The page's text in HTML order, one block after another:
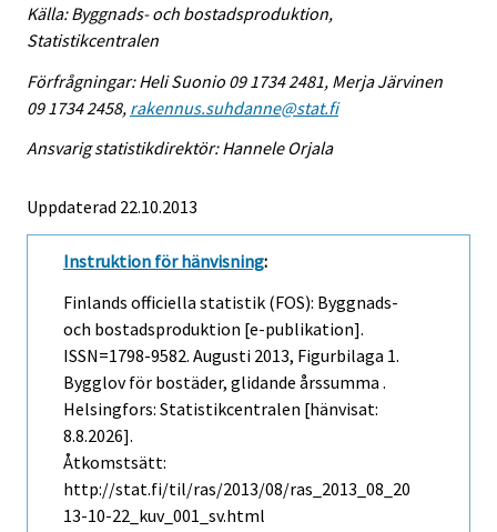
Källa: Byggnads- och bostadsproduktion,
Statistikcentralen
Förfrågningar: Heli Suonio 09 1734 2481, Merja Järvinen
09 1734 2458, rakennus.suhdanne@stat.fi
Ansvarig statistikdirektör: Hannele Orjala
Uppdaterad 22.10.2013
Instruktion för hänvisning:
Finlands officiella statistik (FOS): Byggnads-
och bostadsproduktion [e-publikation].
ISSN=1798-9582. Augusti 2013, Figurbilaga 1.
Bygglov för bostäder, glidande årssumma .
Helsingfors: Statistikcentralen [hänvisat:
8.8.2026].
Åtkomstsätt:
http://stat.fi/til/ras/2013/08/ras_2013_08_20
13-10-22_kuv_001_sv.html